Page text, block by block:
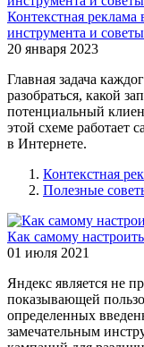
Контекстная
инструмента и
20 января 2023
Главная задача
разобраться, какой
потенциальный
этой схеме работает
в Интернете.
Контекстная
Полезные
Как самому
01 июля 2021
Яндекс является не
показывающей
определенных
замечательным